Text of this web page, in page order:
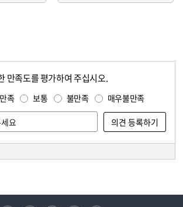
만족도를 평가하여 주십시오.
만족 보통 불만족 매우불만족
유튜브 페이스북 인스타그램 블로그 트위터